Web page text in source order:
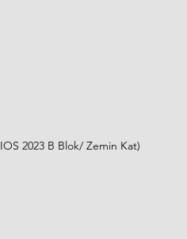
2023 B Blok/ Zemin Kat)